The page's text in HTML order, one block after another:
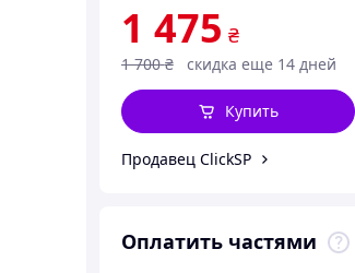
1 475 ₴
1 700 ₴ скидка еще 14 дней
Купить
Продавец ClickSP
Оплатить частями